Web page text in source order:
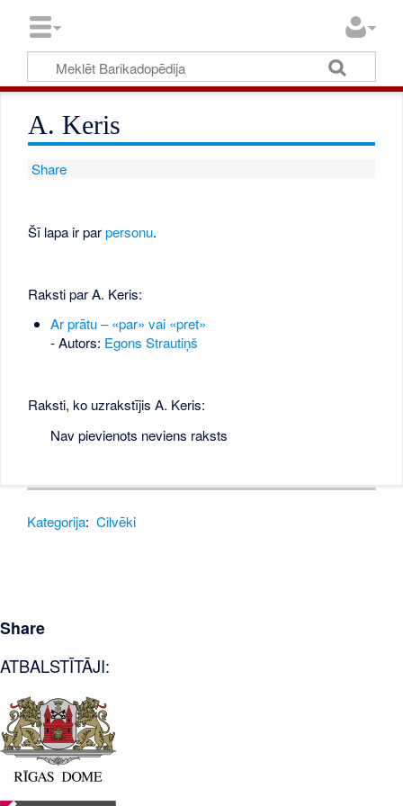
A. Keris
Share
Šī lapa ir parpersonu.
Raksti par A. Keris:
Ar prātu – «par» vai «pret»
- Autors: Egons Strautiņš
Raksti, ko uzrakstījis A. Keris:
Nav pievienots neviens raksts
Kategorija: Cilvēki
Share
ATBALSTĪTĀJI: